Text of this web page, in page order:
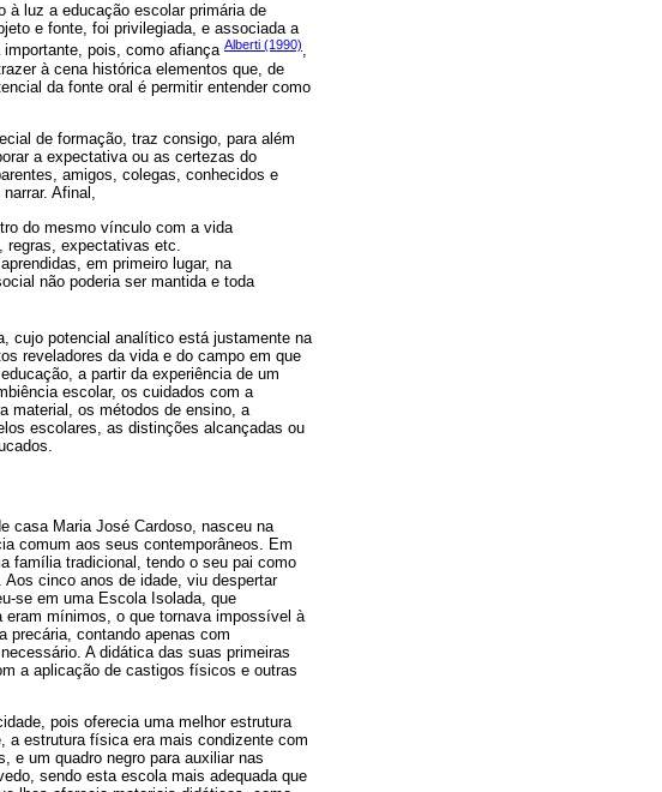
à luz a educação escolar primária de
e fonte, foi privilegiada, e associada a
pois, como afiança Alberti (1990),
à cena histórica elementos que, de
da fonte oral é permitir entender como
de formação, traz consigo, para além
a expectativa ou as certezas do
amigos, colegas, conhecidos e
Afinal,
do mesmo vínculo com a vida
expectativas etc.
em primeiro lugar, na
não poderia ser mantida e toda
cujo potencial analítico está justamente na
reveladores da vida e do campo em que
a partir da experiência de um
escolar, os cuidados com a
material, os métodos de ensino, a
escolares, as distinções alcançadas ou
casa Maria José Cardoso, nasceu na
comum aos seus contemporâneos. Em
família tradicional, tendo o seu pai como
cinco anos de idade, viu despertar
se em uma Escola Isolada, que
mínimos, o que tornava impossível à
precária, contando apenas com
A didática das suas primeiras
a aplicação de castigos físicos e outras
pois oferecia uma melhor estrutura
a estrutura física era mais condizente com
e um quadro negro para auxiliar nas
sendo esta escola mais adequada que